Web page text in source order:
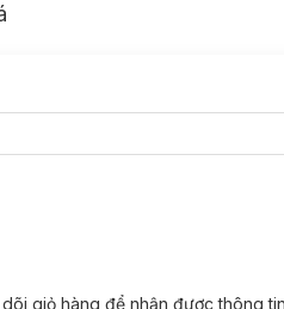
giỏ hàng để nhận được thông